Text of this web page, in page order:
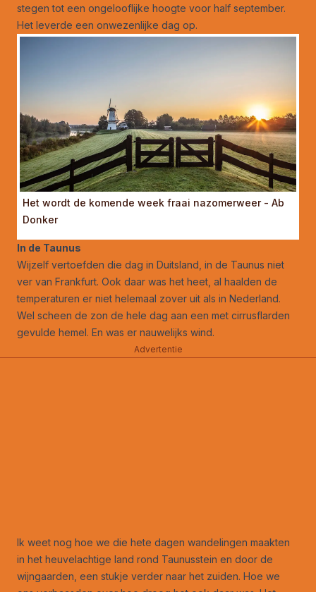
stegen tot een ongelooflijke hoogte voor half september.
Het leverde een onwezenlijke dag op.
Het wordt de komende week fraai nazomerweer - Ab
Donker
In de Taunus
Wijzelf vertoefden die dag in Duitsland, in de Taunus niet
ver van Frankfurt. Ook daar was het heet, al haalden de
temperaturen er niet helemaal zover uit als in Nederland.
Wel scheen de zon de hele dag aan een met cirrusflarden
gevulde hemel. En was er nauwelijks wind.
Advertentie
Ik weet nog hoe we die hete dagen wandelingen maakten
in het heuvelachtige land rond Taunusstein en door de
wijngaarden, een stukje verder naar het zuiden. Hoe we